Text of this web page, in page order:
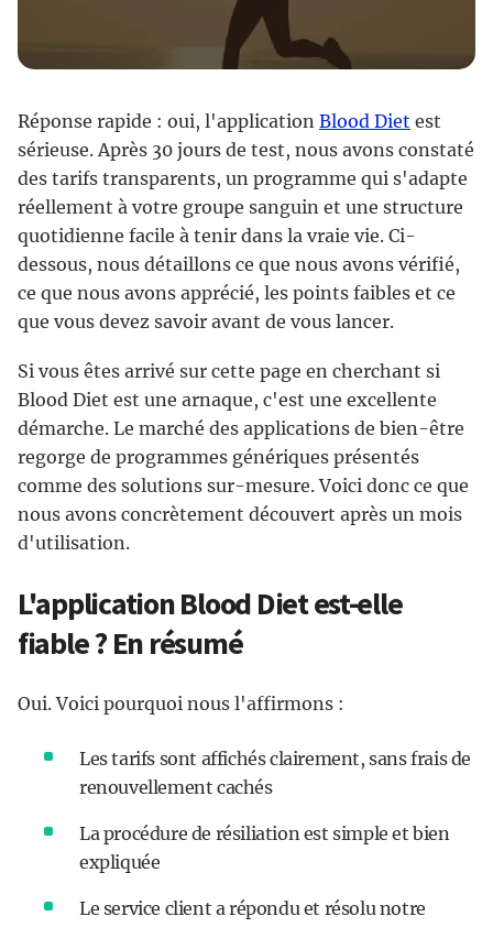
Réponse rapide : oui, l'application Blood Diet est
sérieuse. Après 30 jours de test, nous avons constaté
des tarifs transparents, un programme qui s'adapte
réellement à votre groupe sanguin et une structure
quotidienne facile à tenir dans la vraie vie. Ci-
dessous, nous détaillons ce que nous avons vérifié,
ce que nous avons apprécié, les points faibles et ce
que vous devez savoir avant de vous lancer.
Si vous êtes arrivé sur cette page en cherchant si
Blood Diet est une arnaque, c'est une excellente
démarche. Le marché des applications de bien-être
regorge de programmes génériques présentés
comme des solutions sur-mesure. Voici donc ce que
nous avons concrètement découvert après un mois
d'utilisation.
L'application Blood Diet est-elle
fiable ? En résumé
Oui. Voici pourquoi nous l'affirmons :
Les tarifs sont affichés clairement, sans frais de
renouvellement cachés
La procédure de résiliation est simple et bien
expliquée
Le service client a répondu et résolu notre